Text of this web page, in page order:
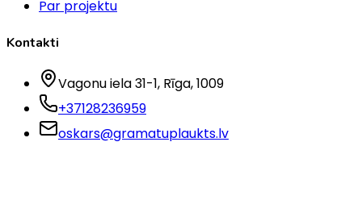
Par projektu
Kontakti
Vagonu iela 31-1, Rīga, 1009
+37128236959
oskars@gramatuplaukts.lv